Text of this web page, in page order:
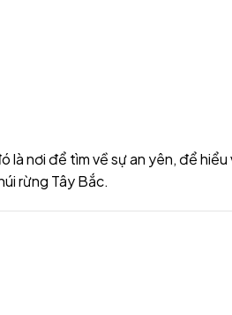
là nơi để tìm về sự an yên, để hiểu
rừng Tây Bắc.